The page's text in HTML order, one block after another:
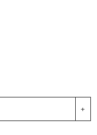
+